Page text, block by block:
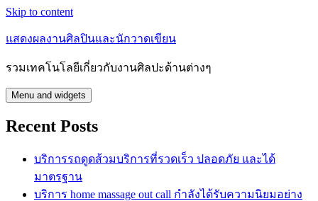
Skip to content
แสดงผลงานศิลปินและนักวาดเขียน
รวมเทคโนโลยีเกี่ยวกับงานศิลปะด้านต่างๆ
Menu and widgets
Recent Posts
บริการรถดูดส้วมบริการที่รวดเร็ว ปลอดภัย และได้
มาตรฐาน
บริการ home massage out call กำลังได้รับความนิยมอย่าง